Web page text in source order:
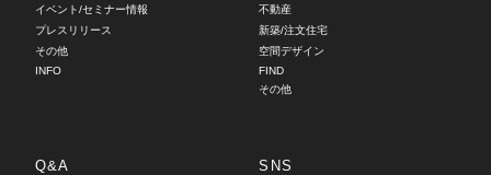
イベント/セミナー情報
プレスリリース
その他
INFO
不動産
新築/注文住宅
空間デザイン
FIND
その他
Q&A SNS